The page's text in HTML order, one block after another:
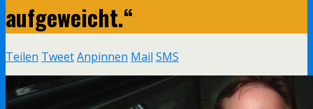
aufgeweicht.“
Teilen TweetAnpinnen Mail SMS